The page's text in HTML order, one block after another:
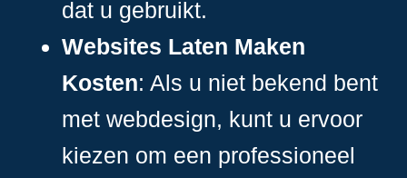
dat u gebruikt.
Websites Laten Maken
Kosten: Als u niet bekend bent
met webdesign, kunt u ervoor
kiezen om een professioneel